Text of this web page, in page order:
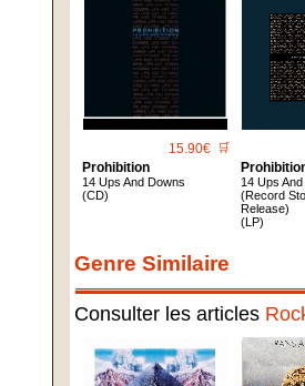
15.90€ 🛒
Prohibition
14 Ups And Downs
(CD)
14 Ups
(Record
Release)
(LP)
Genre Similaire
Consulter les articles